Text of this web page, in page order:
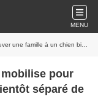
MENU
chien bientôt séparé de sa maîtresse
pour
séparé de